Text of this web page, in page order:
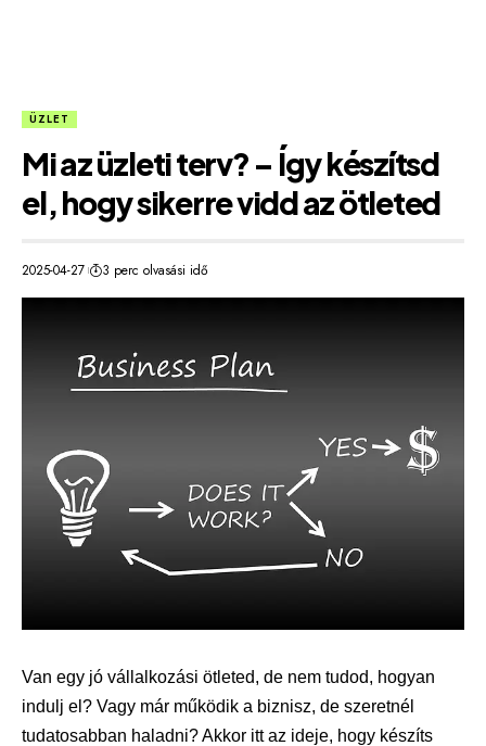
ÜZLET
Mi az üzleti terv? – Így készítsd
el, hogy sikerre vidd az ötleted
2025-04-27 3 perc olvasási idő
Van egy jó vállalkozási ötleted, de nem tudod, hogyan
indulj el? Vagy már működik a biznisz, de szeretnél
tudatosabban haladni? Akkor itt az ideje, hogy készíts